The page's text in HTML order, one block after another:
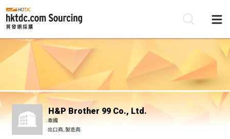
H&P Brother 99 Co., Ltd.
泰國
出口商, 製造商